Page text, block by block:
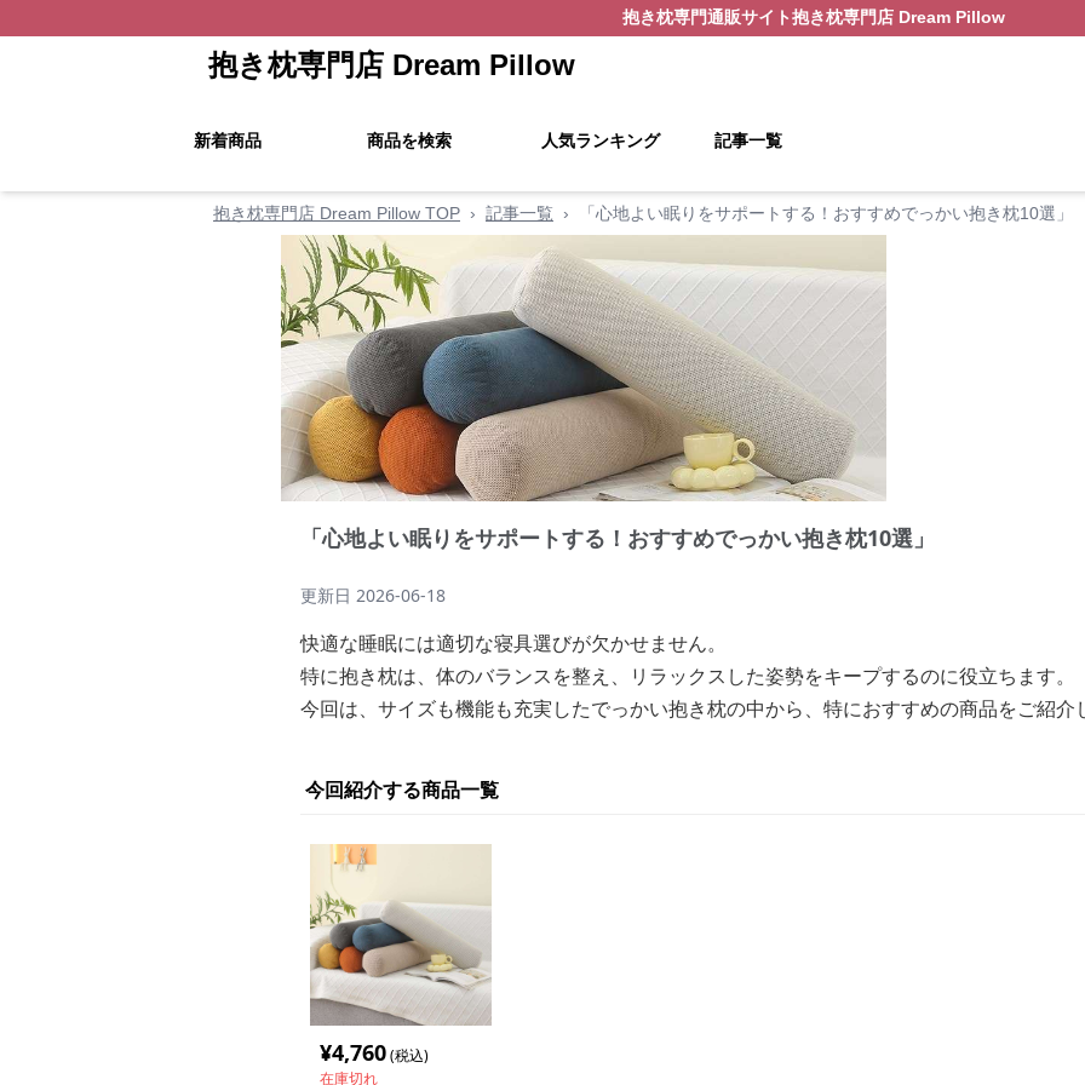
抱き枕専門通販サイト抱き枕専門店 Dream Pillow
抱き枕専門店 Dream Pillow
新着商品 商品を検索 人気ランキング 記事一覧
抱き枕専門店 Dream Pillow TOP › 記事一覧 › 「心地よい眠りをサポートする！おすすめでっかい抱き枕10選」
「心地よい眠りをサポートする！おすすめでっかい抱き枕10選」
更新日 2026-06-18
快適な睡眠には適切な寝具選びが欠かせません。
特に抱き枕は、体のバランスを整え、リラックスした姿勢をキープするのに役立ちます。
今回は、サイズも機能も充実したでっかい抱き枕の中から、特におすすめの商品をご紹介
今回紹介する商品一覧
¥4,760(税込)
在庫切れ